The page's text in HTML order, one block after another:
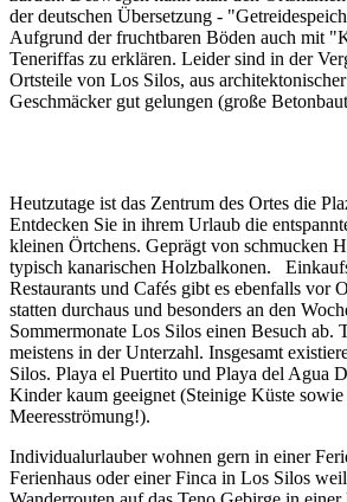
der deutschen Übersetzung -
Aufgrund der fruchtbaren Böden auch mit
Teneriffas zu erklären. Leider sind in der
Ortsteile von Los Silos, aus
Geschmäcker gut gelungen (große
Heutzutage ist das Zentrum des Ortes die
Entdecken Sie in ihrem Urlaub die
kleinen Örtchens. Geprägt von schmucken
typisch kanarischen Holzbalkonen.
Restaurants und Cafés gibt es ebenfalls vor
statten durchaus und besonders an den
Sommermonate Los Silos einen Besuch ab.
meistens in der Unterzahl. Insgesamt
Silos. Playa el Puertito und Playa del Agua
Kinder kaum geeignet (Steinige Küste sowie
Meeresströmung!).
Individualurlauber wohnen gern in einer
Ferienhaus oder einer Finca in Los Silos